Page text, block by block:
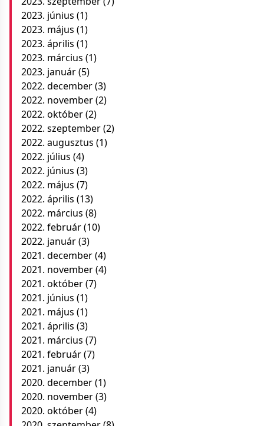
2023. június (1)
2023. május (1)
2023. április (1)
2023. március (1)
2023. január(5)
2022. december(3)
2022. november(2)
2022. október(2)
2022. szeptember(2)
2022. augusztus (1)
2022. július (4)
2022. június (3)
2022. május (7)
2022. április (13)
2022. március (8)
2022. február(10)
2022. január(3)
2021. december(4)
2021. november(4)
2021. október(7)
2021. június (1)
2021. május (1)
2021. április (3)
2021. március (7)
2021. február(7)
2021. január(3)
2020. december(1)
2020. november(3)
2020. október(4)